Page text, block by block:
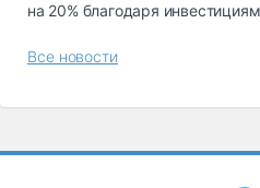
на 20% благодаря
Все новости